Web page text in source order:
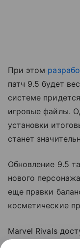
При этом
патч 9.5 будет
системе
игровые файлы.
установки
станет
Обновление 9.5
нового
еще правки
косметические
Marvel Rivals